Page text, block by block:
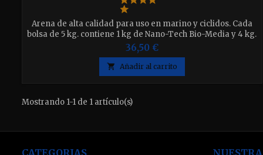
Arena de alta calidad para uso en marino y ciclidos. Cada
bolsa de 5 kg. contiene 1 kg de Nano-Tech Bio-Media y 4 kg.
de Aragonita de alta calidad - Granulometría: 0,8 a 1,2 mm.
36,50 €
 Añadir al carrito
Mostrando 1-1 de 1 artículo(s)
CATEGORIAS